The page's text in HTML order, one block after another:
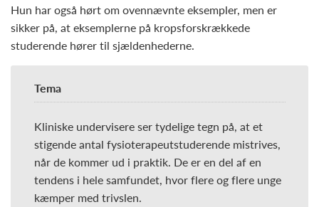
Hun har også hørt om ovennævnte eksempler, men er
sikker på, at eksemplerne på kropsforskrækkede
studerende hører til sjældenhederne.
Tema
Kliniske undervisere ser tydelige tegn på, at et
stigende antal fysioterapeutstuderende mistrives,
når de kommer ud i praktik. De er en del af en
tendens i hele samfundet, hvor flere og flere unge
kæmper med trivslen.